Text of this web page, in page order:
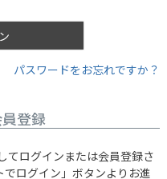
パスワードをお忘れですか？
登録
てログインまたは会員登録さ
ログイン」ボタンよりお進